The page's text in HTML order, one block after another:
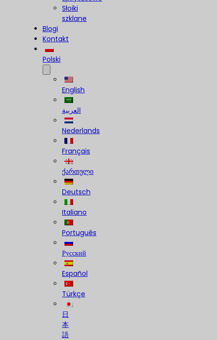
Słoiki
szklane
Blogi
Kontakt
Polski
English
العربية
Nederlands
Français
ქართული
Deutsch
Italiano
Português
Русский
Español
Türkçe
日
本
語